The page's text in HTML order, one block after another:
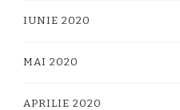
IUNIE 2020
MAI 2020
APRILIE 2020